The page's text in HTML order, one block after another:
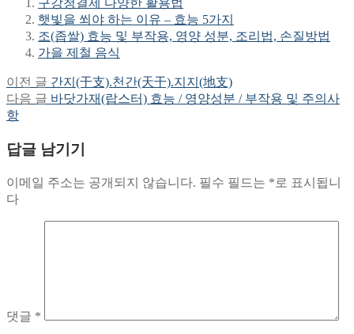
구강청결제 다양한 활용법
햇빛을 쐬야 하는 이유 – 효능 5가지
조(좁쌀) 효능 및 부작용, 영양 성분, 조리법, 손질방법
가을 제철 음식
글
탐
색
이전 글 Previous
post:
간지(干支).천간(天干).지지(地支)
다음 글 Next
바닷가재(랍스터) 효능 / 영양성분 / 부작용 및 주의사
항
답글 남기기
이메일 주소는 공개되지 않습니다. 필수 필드는 * 로 표시됩니
다
댓글 *